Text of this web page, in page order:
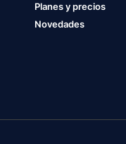
Planes y precios
Novedades